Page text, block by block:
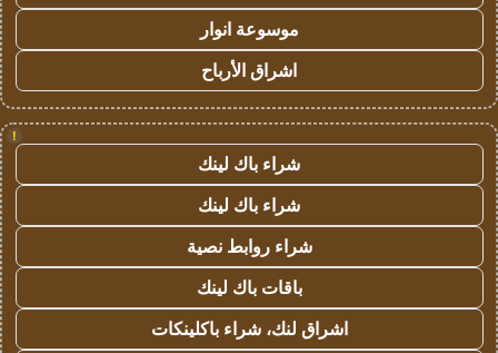
موسوعة انوار
اشراق الأرباح
!
شراء باك لينك
شراء باك لينك
شراء روابط نصية
باقات باك لينك
اشراق لنك، شراء باكلينكات